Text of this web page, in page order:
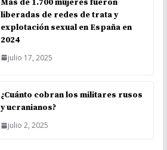
liberadas de redes de trata y
explotación sexual en España en
2024
julio 17, 2025
¿Cuánto cobran los militares rusos
y ucranianos?
julio 2, 2025